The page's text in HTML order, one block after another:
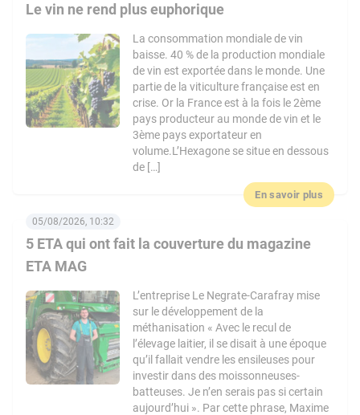
Le vin ne rend plus euphorique
La consommation mondiale de vin
baisse. 40 % de la production mondiale
de vin est exportée dans le monde. Une
partie de la viticulture française est en
crise. Or la France est à la fois le 2ème
pays producteur au monde de vin et le
3ème pays exportateur en
volume.L’Hexagone se situe en dessous
de […]
En savoir plus
5 ETA qui ont fait la couverture du magazine
ETA MAG
05/08/2026, 10:32
L’entreprise Le Negrate-Carafray mise
sur le développement de la
méthanisation « Avec le recul de
l’élevage laitier, il se disait à une époque
qu’il fallait vendre les ensileuses pour
investir dans des moissonneuses-
batteuses. Je n’en serais pas si certain
aujourd’hui ». Par cette phrase, Maxime